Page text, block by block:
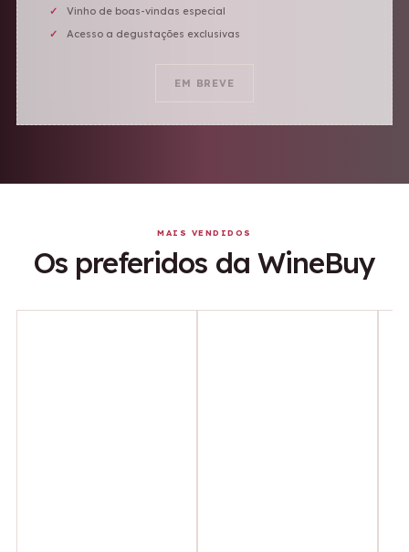
Vinho de boas-vindas especial
Acesso a degustações exclusivas
EM BREVE
MAIS VENDIDOS
Os preferidos da WineBuy